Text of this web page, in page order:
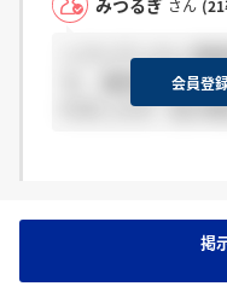
さん
＞アイアンさん 事
す。 最終面接後、
れましたが、私の
会員登
掲